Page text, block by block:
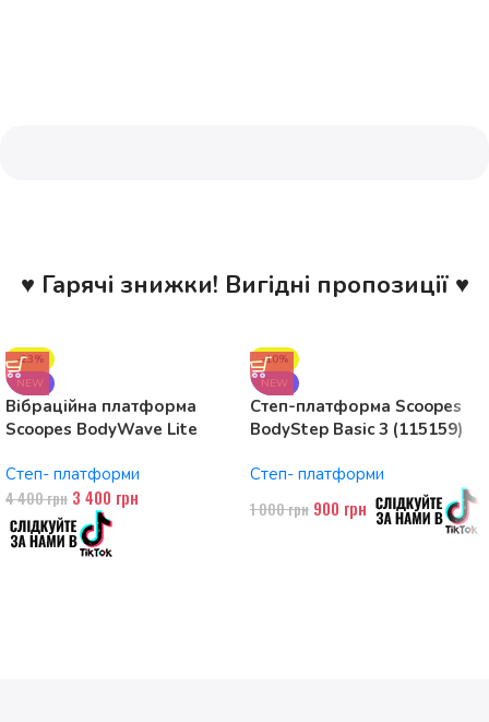
♥ Гарячі знижки! Вигідні пропозиції ♥
-23%
NEW
Вібраційна платформа
Scoopes BodyWave Lite
Степ- платформи
4 400грн 3 400 грн
-10%
NEW
Степ-платформа Scoopes
BodyStep Basic 3 (115159)
рівні
Степ- платформи
1 000грн 900 грн